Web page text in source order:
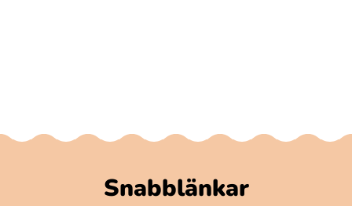
Snabblänkar